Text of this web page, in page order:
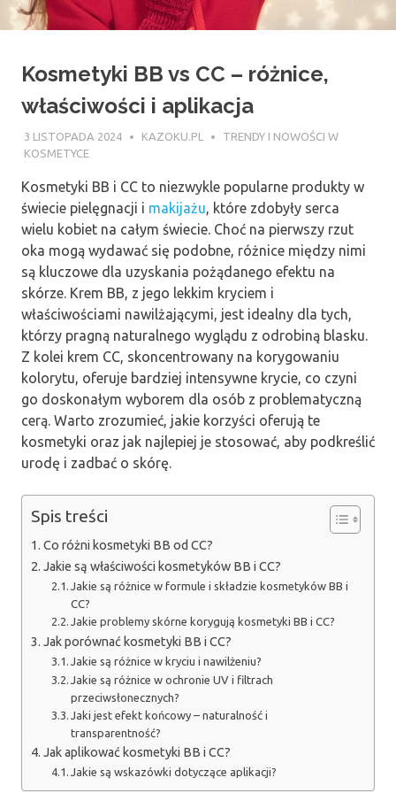
Kosmetyki BB vs CC – różnice,
właściwości i aplikacja
3 LISTOPADA 2024 KAZOKU.PL
TRENDY I NOWOŚCI W
KOSMETYCE
Kosmetyki BB i CC to niezwykle popularne produkty w
świecie pielęgnacji i makijażu, które zdobyły serca
wielu kobiet na całym świecie. Choć na pierwszy rzut
oka mogą wydawać się podobne, różnice między nimi
są kluczowe dla uzyskania pożądanego efektu na
skórze. Krem BB, z jego lekkim kryciem i
właściwościami nawilżającymi, jest idealny dla tych,
którzy pragną naturalnego wyglądu z odrobiną blasku.
Z kolei krem CC, skoncentrowany na korygowaniu
kolorytu, oferuje bardziej intensywne krycie, co czyni
go doskonałym wyborem dla osób z problematyczną
cerą. Warto zrozumieć, jakie korzyści oferują te
kosmetyki oraz jak najlepiej je stosować, aby podkreślić
urodę i zadbać o skórę.
Spis treści
Co różni kosmetyki BB od CC?
Jakie są właściwości kosmetyków BB i CC?
Jakie są różnice w formule i składzie kosmetyków BB i
CC?
Jakie problemy skórne korygują kosmetyki BB i CC?
Jak porównać kosmetyki BB i CC?
Jakie są różnice w kryciu i nawilżeniu?
Jakie są różnice w ochronie UV i filtrach
przeciwsłonecznych?
Jaki jest efekt końcowy – naturalność i
transparentność?
Jak aplikować kosmetyki BB i CC?
Jakie są wskazówki dotyczące aplikacji?